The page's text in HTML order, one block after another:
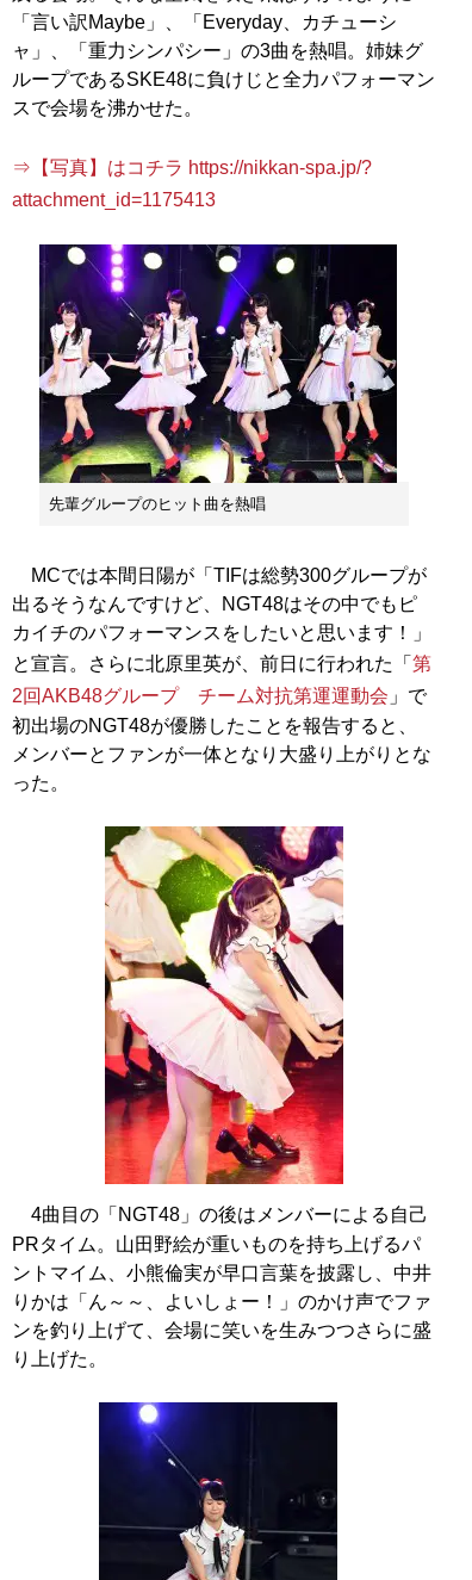
「言い訳Maybe」、「Everyday、カチューシ
ャ」、「重力シンパシー」の3曲を熱唱。姉妹グ
ループであるSKE48に負けじと全力パフォーマン
スで会場を沸かせた。
⇒【写真】はコチラ https://nikkan-spa.jp/?
attachment_id=1175413
先輩グループのヒット曲を熱唱
MCでは本間日陽が「TIFは総勢300グループが
出るそうなんですけど、NGT48はその中でもピ
カイチのパフォーマンスをしたいと思います！」
と宣言。さらに北原里英が、前日に行われた「 第
2回AKB48グループ チーム対抗第運運動会 」で
初出場のNGT48が優勝したことを報告すると、
メンバーとファンが一体となり大盛り上がりとな
った。
4曲目の「NGT48」の後はメンバーによる自己
PRタイム。山田野絵が重いものを持ち上げるパ
ントマイム、小熊倫実が早口言葉を披露し、中井
りかは「ん～～、よいしょー！」のかけ声でファ
ンを釣り上げて、会場に笑いを生みつつさらに盛
り上げた。